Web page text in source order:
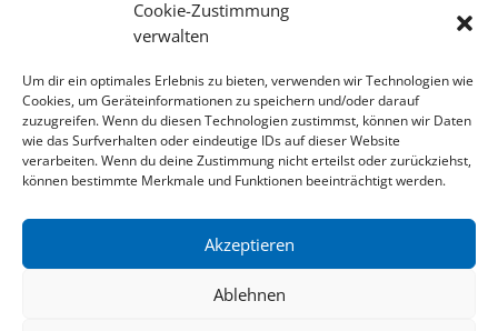
Cookie-Zustimmung
verwalten
Um dir ein optimales Erlebnis zu bieten, verwenden wir Technologien wie
Cookies, um Geräteinformationen zu speichern und/oder darauf
zuzugreifen. Wenn du diesen Technologien zustimmst, können wir Daten
wie das Surfverhalten oder eindeutige IDs auf dieser Website
verarbeiten. Wenn du deine Zustimmung nicht erteilst oder zurückziehst,
können bestimmte Merkmale und Funktionen beeinträchtigt werden.
Akzeptieren
Ablehnen
zum Newsletter anmelden
Impressum